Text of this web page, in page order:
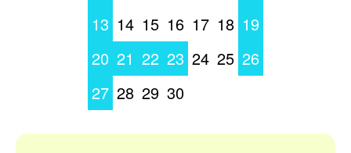
13 14 15 16 17 18 19
20 21 22 23 24 25 26
27 28 29 30